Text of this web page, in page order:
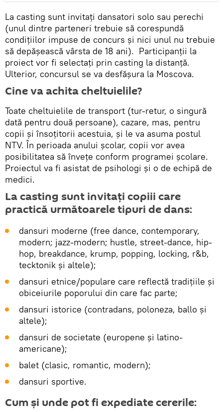
La casting sunt invitați dansatori solo sau perechi
(unul dintre parteneri trebuie să corespundă
condițiilor impuse de concurs și nici unul nu trebuie
să depășească vârsta de 18 ani). Participanții la
proiect vor fi selectați prin casting la distanță.
Ulterior, concursul se va desfășura la Moscova.
Cine va achita cheltuielile?
Toate cheltuielile de transport (tur-retur, o singură
dată pentru două persoane), cazare, mas, pentru
copii și însoțitorii acestuia, și le va asuma postul
NTV. În perioada anului școlar, copii vor avea
posibilitatea să învețe conform programei școlare.
Proiectul va fi asistat de psihologi și o de echipă de
medici.
La casting sunt invitați copiii care
practică următoarele tipuri de dans:
dansuri moderne (free dance, contemporary,
modern; jazz-modern; hustle, street-dance, hip-
hop, breakdance, krump, popping, locking, r&b,
tecktonik și altele);
dansuri etnice/populare care reflectă tradițiile și
obiceiurile poporului din care fac parte;
dansuri istorice (contradans, poloneza, ballo și
altele);
dansuri de societate (europene și latino-
americane);
balet (clasic, romantic, modern);
dansuri sportive.
Cum și unde pot fi expediate cererile: